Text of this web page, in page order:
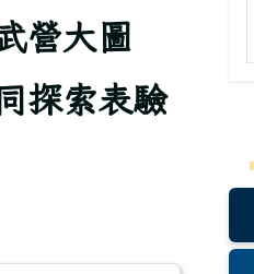
營大圖
探索表驗